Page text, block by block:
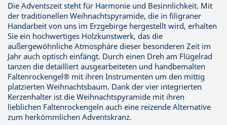
Die Adventszeit steht für Harmonie und Besinnlichkeit. Mit
der traditionellen Weihnachtspyramide, die in filigraner
Handarbeit von uns im Erzgebirge hergestellt wird, erhalten
Sie ein hochwertiges Holzkunstwerk, das die
außergewöhnliche Atmosphäre dieser besonderen Zeit im
Jahr auch optisch einfängt. Durch einen Dreh am Flügelrad
tanzen die detailliert ausgearbeiteten und handbemalten
Faltenrockengel® mit ihren Instrumenten um den mittig
platzierten Weihnachtsbaum. Dank der vier integrierten
Kerzenhalter ist die Weihnachtspyramide mit ihren
lieblichen Faltenrockengeln auch eine reizende Alternative
zum herkömmlichen Adventskranz.